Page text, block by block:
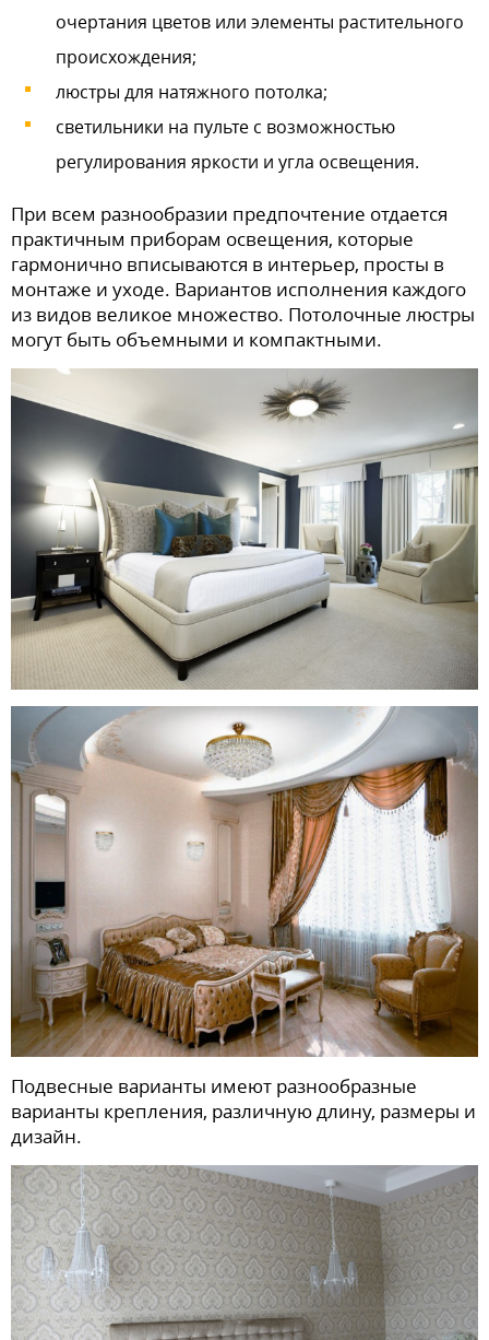
очертания цветов или элементы растительного
происхождения;
люстры для натяжного потолка;
светильники на пульте с возможностью
регулирования яркости и угла освещения.
При всем разнообразии предпочтение отдается
практичным приборам освещения, которые
гармонично вписываются в интерьер, просты в
монтаже и уходе. Вариантов исполнения каждого
из видов великое множество. Потолочные люстры
могут быть объемными и компактными.
Подвесные варианты имеют разнообразные
варианты крепления, различную длину, размеры и
дизайн.